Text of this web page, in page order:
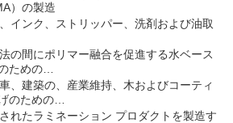
）の製造
インク、ストリッパー、洗剤および油取
の間にポリマー融合を促進する水ベース
ための…
、建築の、産業維持、木およびコーティ
のための…
れたラミネーション プロダクトを製造す